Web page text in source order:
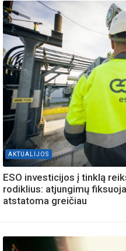
AKTUALIJOS
ESO investicijos į tinklą
rodiklius: atjungimų
atstatoma greičiau